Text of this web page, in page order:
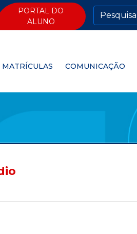
PORTAL DO
ALUNO
MATRÍCULAS COMUNICAÇÃO